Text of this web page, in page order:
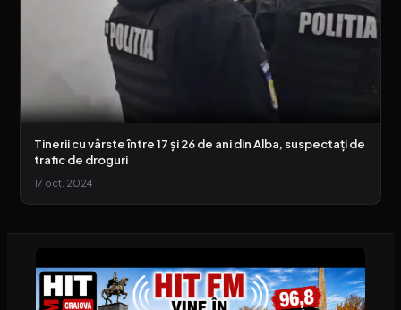
Tinerii cu vârste între 17 și 26 de ani din Alba, suspectați de
trafic de droguri
17 oct. 2024